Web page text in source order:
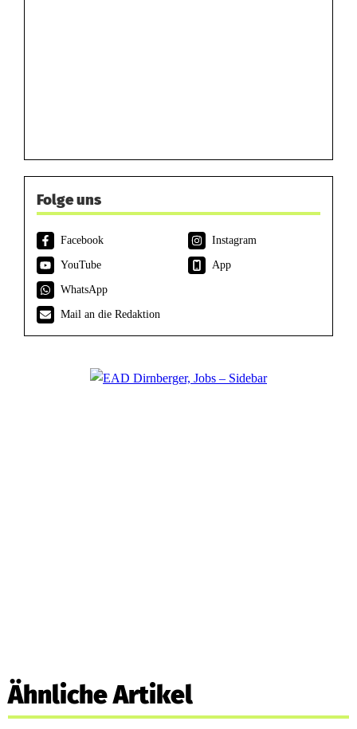
Folge uns
Facebook
Instagram
YouTube
App
WhatsApp
Mail an die Redaktion
Ähnliche Artikel